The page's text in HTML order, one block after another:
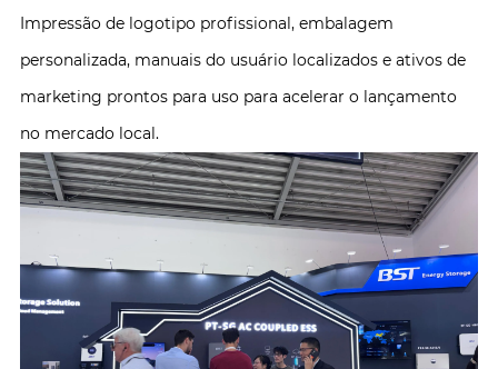
Impressão de logotipo profissional, embalagem
personalizada, manuais do usuário localizados e ativos de
marketing prontos para uso para acelerar o lançamento
no mercado local.